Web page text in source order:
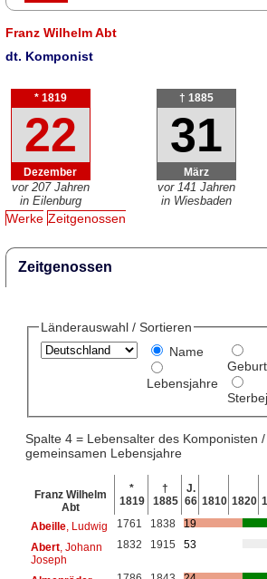
Franz Wilhelm Abt
dt. Komponist
* 1819
22
Dezember
vor 207 Jahren
in Eilenburg
† 1885
31
März
vor 141 Jahren
in Wiesbaden
Werke Zeitgenossen
Zeitgenossen
Länderauswahl / Sortieren
Name
Lebensjahre
Spalte 4 = Lebensalter des Komponisten
gemeinsamen Lebensjahre
Franz Wilhelm
Abt
*
1819
†
1885
J.
66 1810 1820
Abeille, Ludwig 1761 1838
19
Abert, Johann
Joseph
1832 1915 53